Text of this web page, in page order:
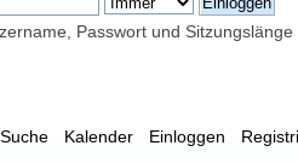
Passwort und Sitzungslänge
Suche Kalender Einloggen